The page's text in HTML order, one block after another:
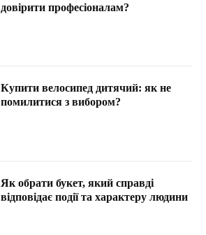
довірити професіоналам?
Купити велосипед дитячий: як не
помилитися з вибором?
Як обрати букет, який справді
відповідає події та характеру людини